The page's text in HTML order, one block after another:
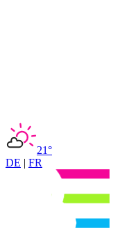
21°
DE | FR